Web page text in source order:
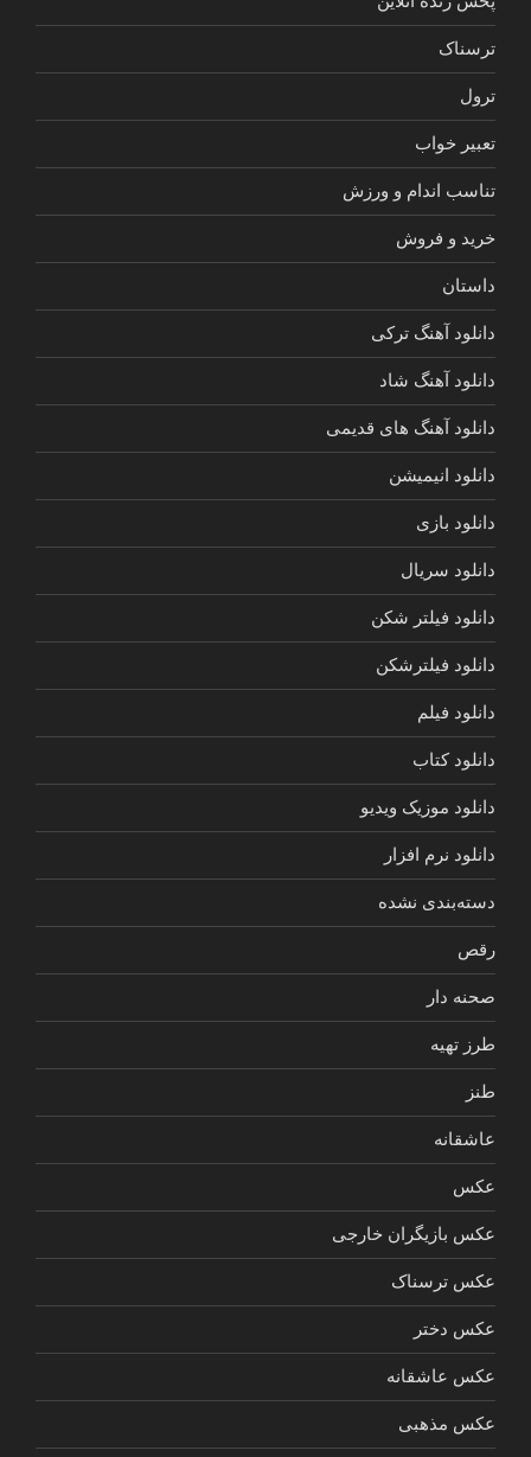
ترسناک
ترول
تعبیر خواب
تناسب اندام و ورزش
خرید و فروش
داستان
دانلود آهنگ ترکی
دانلود آهنگ شاد
دانلود آهنگ های قدیمی
دانلود انیمیشن
دانلود بازی
دانلود سریال
دانلود فیلتر شکن
دانلود فیلترشکن
دانلود فیلم
دانلود کتاب
دانلود موزیک ویدیو
دانلود نرم افزار
دسته‌بندی نشده
رقص
صحنه دار
طرز تهیه
طنز
عاشقانه
عکس
عکس بازیگران خارجی
عکس ترسناک
عکس دختر
عکس عاشقانه
عکس مذهبی